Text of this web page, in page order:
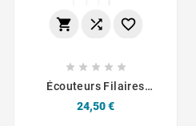
  
    
Écouteurs Filaires
Appels HD Blanc
Prix
24,50 €